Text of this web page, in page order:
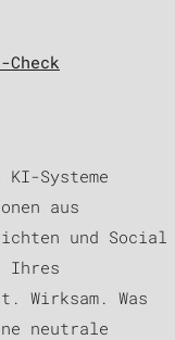
Check
Systeme
aus
und Social
Ihres
Wirksam. Was
neutrale